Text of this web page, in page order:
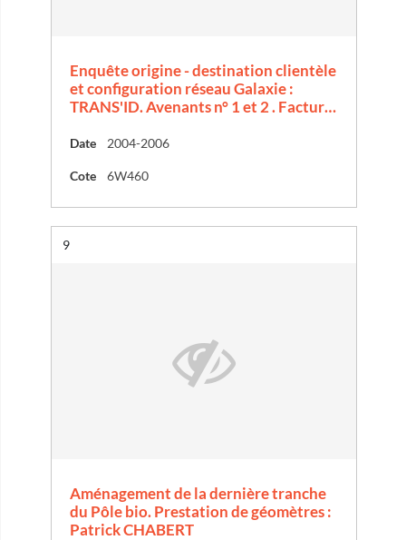
Enquête origine - destination clientèle
et configuration réseau Galaxie :
TRANS'ID. Avenants n° 1 et 2 . Factur…
Date 2004-2006
Cote 6W460
Résultat n°
9
Aménagement de la dernière tranche
du Pôle bio. Prestation de géomètres :
Patrick CHABERT